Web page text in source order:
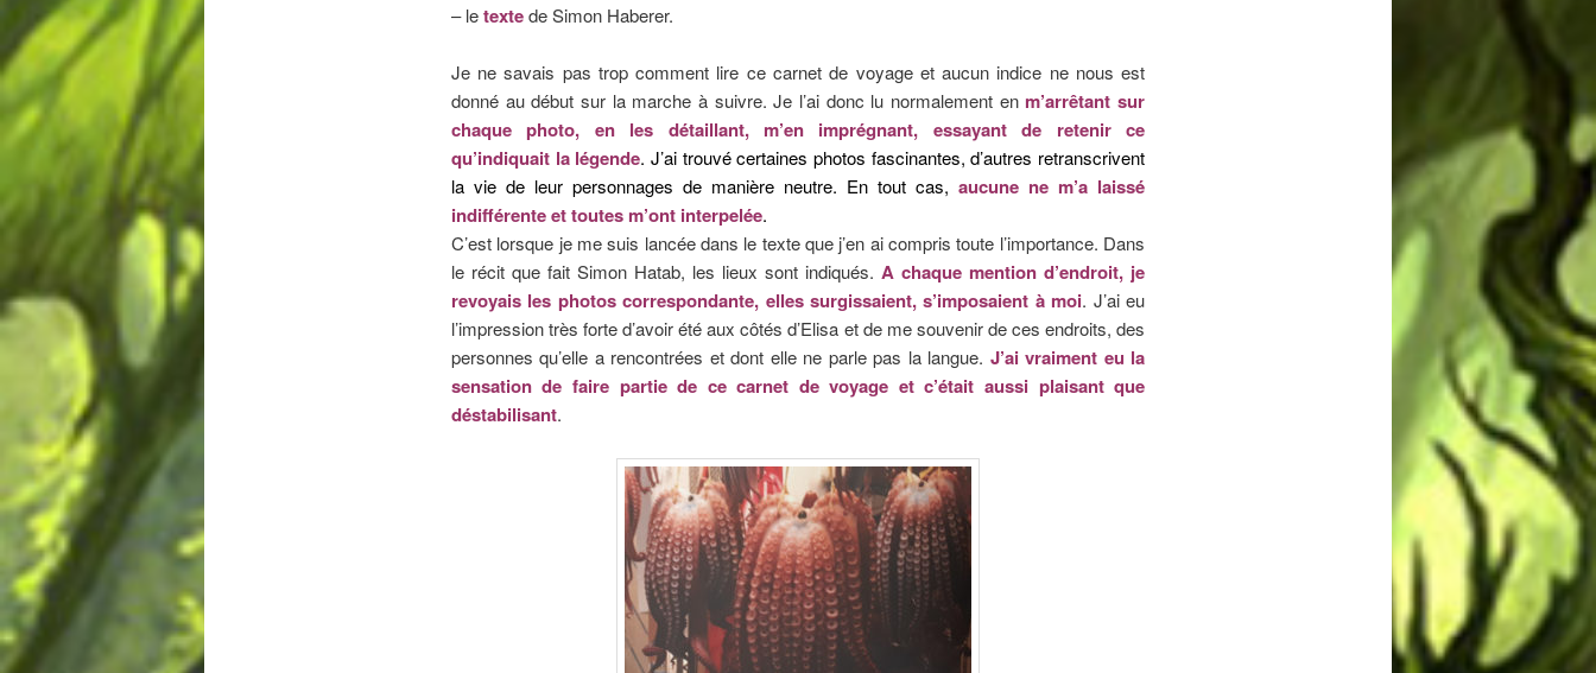
– letextede Simon Haberer.
Je ne savais pas trop comment lire ce carnet de voyage et aucun indice ne nous est
donné au début sur la marche à suivre. Je l’ai donc lu normalement en m’arrêtant sur
chaque photo, en les détaillant, m’en imprégnant, essayant de retenir ce
qu’indiquait la légende. J’ai trouvé certaines photos fascinantes, d’autres retranscrivent
la vie de leur personnages de manière neutre. En tout cas,aucune ne m’a laissé
indifférente et toutes m’ont interpelée.
C’est lorsque je me suis lancée dans le texte que j’en ai compris toute l’importance. Dans
le récit que fait Simon Hatab, les lieux sont indiqués. A chaque mention d’endroit, je
revoyais les photos correspondante, elles surgissaient, s’imposaient à moi. J’ai eu
l’impression très forte d’avoir été aux côtés d’Elisa et de me souvenir de ces endroits, des
personnes qu’elle a rencontrées et dont elle ne parle pas la langue. J’ai vraiment eu la
sensation de faire partie de ce carnet de voyage et c’était aussi plaisant que
déstabilisant.